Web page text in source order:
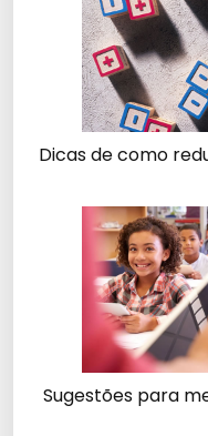
Dicas de como
Sugestões para